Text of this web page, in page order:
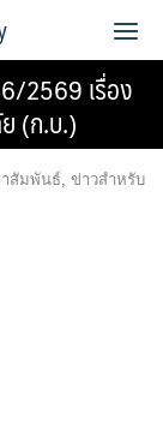
2569 เรื่อง
(ก.บ.)
สัมพันธ์, ข่าวสำหรับ